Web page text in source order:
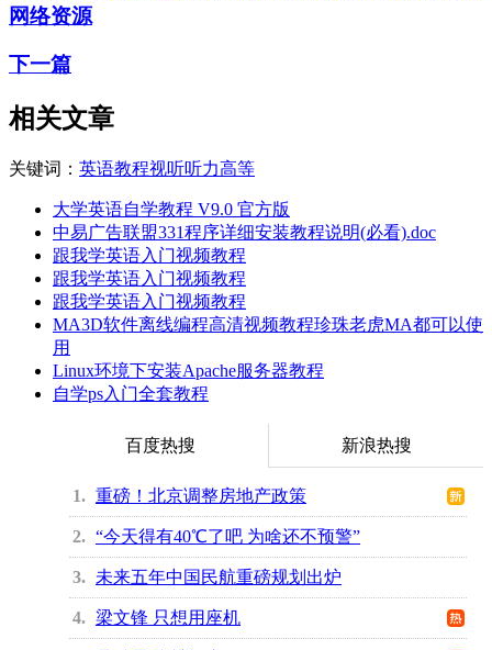
网络资源
下一篇
相关文章
关键词： 英语教程视听听力高等
大学英语自学教程 V9.0 官方版
中易广告联盟331程序详细安装教程说明(必看).doc
跟我学英语入门视频教程
跟我学英语入门视频教程
跟我学英语入门视频教程
MA3D软件离线编程高清视频教程珍珠老虎MA都可以使
用
Linux环境下安装Apache服务器教程
自学ps入门全套教程
百度热搜 新浪热搜
1 重磅！北京调整房地产政策
2 “今天得有40℃了吧 为啥还不预警”
3 未来五年中国民航重磅规划出炉
4 梁文锋 只想用座机